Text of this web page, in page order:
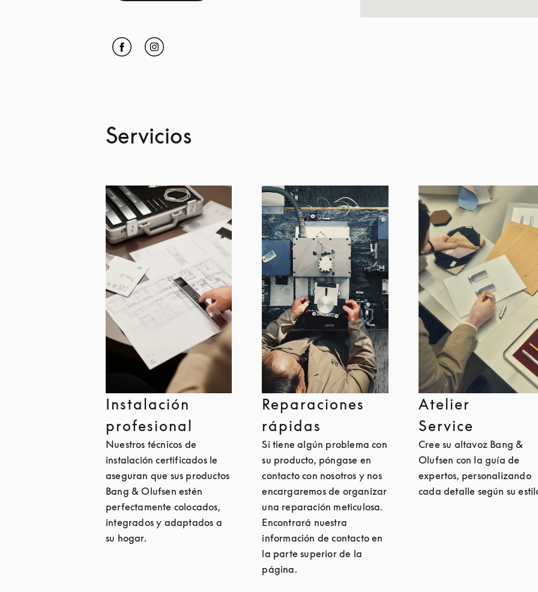
Click to open Facebook
Link Opens in New Tab
Click to open Instagram
Link Opens in New Tab
Servicios
Instalación
profesional
Nuestros técnicos de
instalación certificados le
aseguran que sus productos
Bang & Olufsen estén
perfectamente colocados,
integrados y adaptados a
su hogar.
Reparaciones
rápidas
Si tiene algún problema con
su producto, póngase en
contacto con nosotros y nos
encargaremos de organizar
una reparación meticulosa.
Encontrará nuestra
información de contacto en
la parte superior de la
página.
Atelier
Service
Cree su altavoz Bang &
Olufsen con la guía de
expertos, personalizando
cada detalle según su